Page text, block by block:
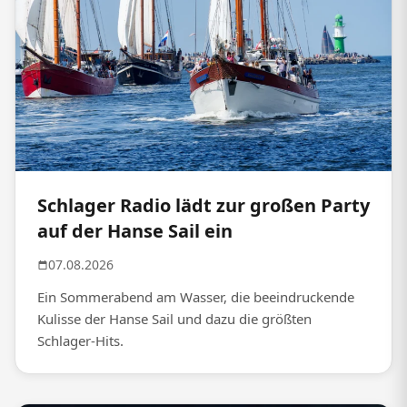
Schlager Radio lädt zur großen Party
auf der Hanse Sail ein
07.08.2026
Ein Sommerabend am Wasser, die beeindruckende
Kulisse der Hanse Sail und dazu die größten
Schlager-Hits.